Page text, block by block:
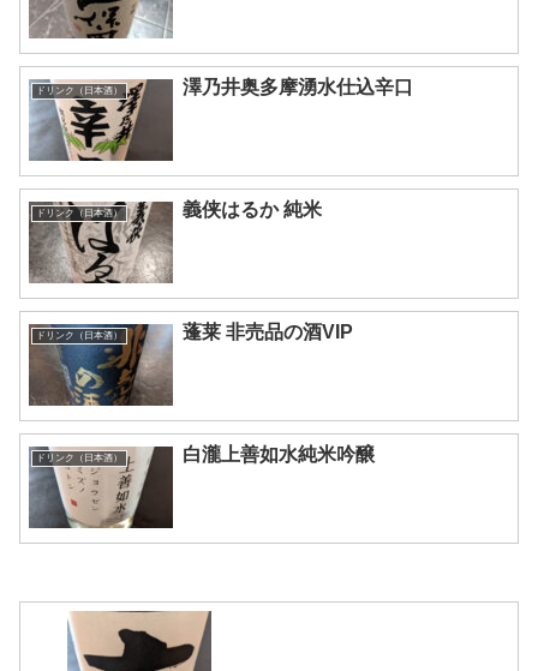
ドリンク（日本酒） 澤乃井奥多摩湧水仕込辛口
ドリンク（日本酒） 義侠はるか 純米
ドリンク（日本酒） 蓬莱 非売品の酒VIP
ドリンク（日本酒） 白瀧上善如水純米吟醸